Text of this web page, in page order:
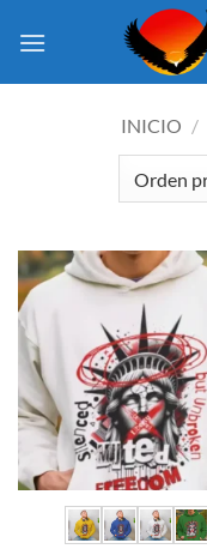
INICIO /